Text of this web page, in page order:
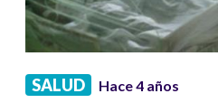
SALUD Hace 4 años